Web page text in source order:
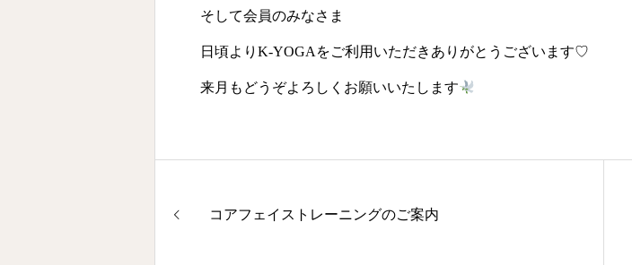
そして会員のみなさま
日頃よりK-YOGAをご利用いただきありがとうございます♡
来月もどうぞよろしくお願いいたします
コアフェイストレーニングのご案内